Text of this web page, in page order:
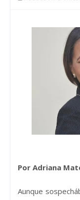
Por Adriana
Aunque